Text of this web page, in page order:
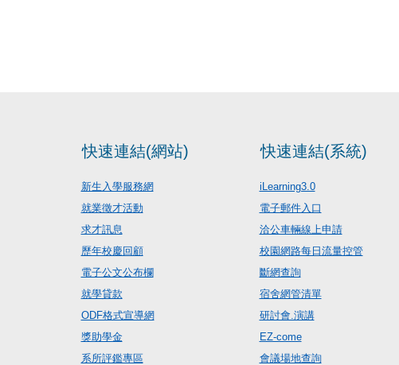
快速連結(網站)
新生入學服務網
就業徵才活動
求才訊息
歷年校慶回顧
電子公文公布欄
就學貸款
ODF格式宣導網
獎助學金
系所評鑑專區
快速連結(系統)
iLearning3.0
電子郵件入口
洽公車輛線上申請
校園網路每日流量控管
斷網查詢
宿舍網管清單
研討會.演講
EZ-come
會議場地查詢